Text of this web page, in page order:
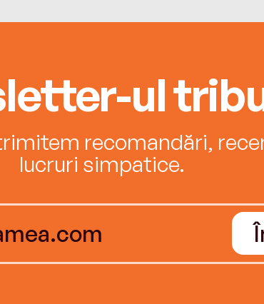
ul
recomandări,
lucruri simpatice.